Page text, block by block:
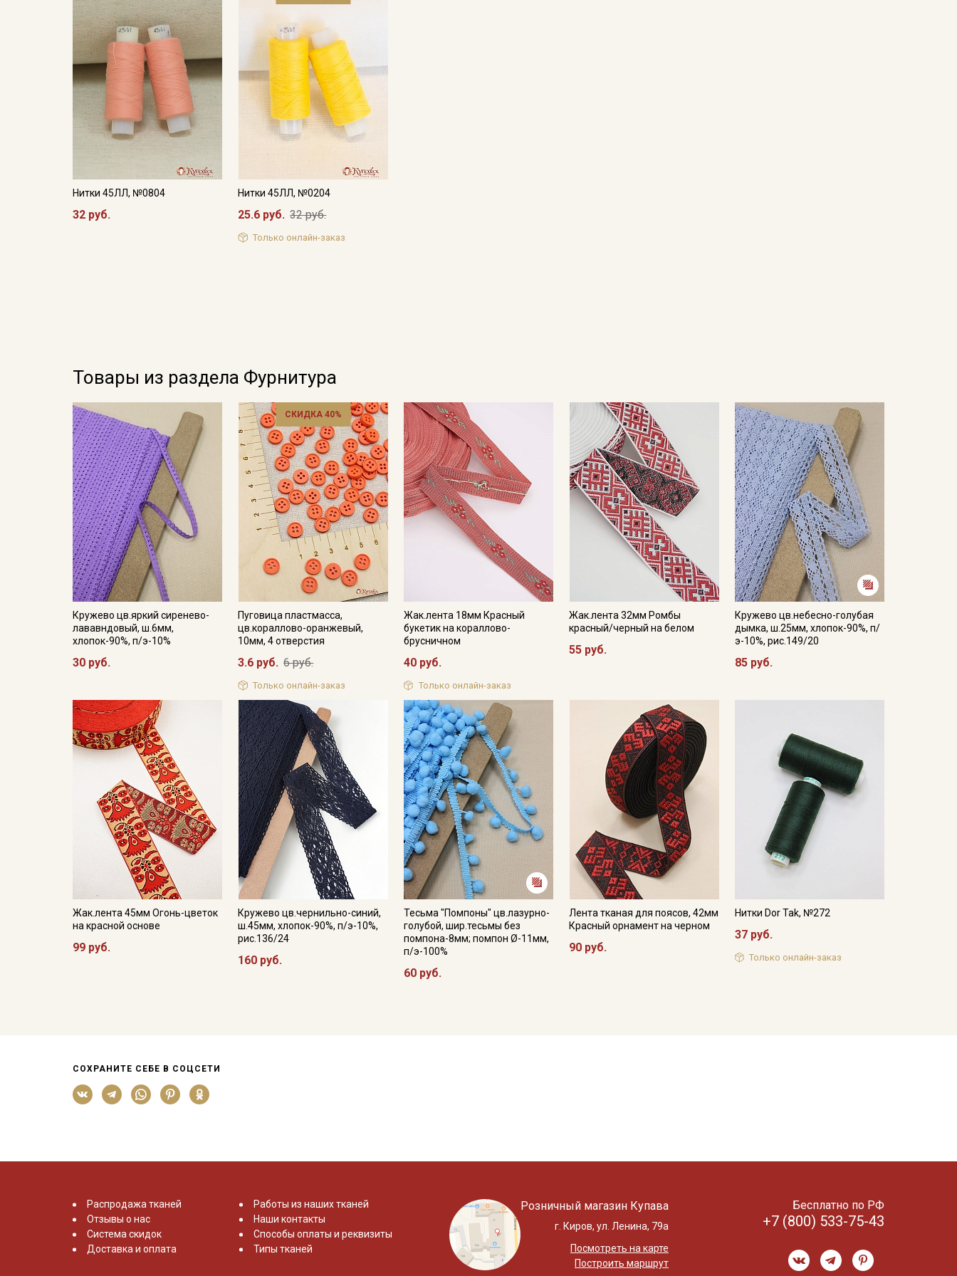
Нитки 45ЛЛ, №0804
32 руб.
Нитки 45ЛЛ, №0204
25.6 руб. 32 руб.
Только онлайн-заказ
Товары из раздела Фурнитура
Кружево цв.яркий сиренево-
лававндовый, ш.6мм,
хлопок-90%, п/э-10%
30 руб.
СКИДКА 40%
Пуговица пластмасса,
цв.кораллово-оранжевый,
10мм, 4 отверстия
3.6 руб. 6 руб.
Только онлайн-заказ
Жак.лента 18мм Красный
букетик на кораллово-
брусничном
40 руб.
Только онлайн-заказ
Жак.лента 32мм Ромбы
красный/черный на белом
55 руб.
Кружево цв.небесно-голубая
дымка, ш.25мм, хлопок-90%, п/
э-10%, рис.149/20
85 руб.
Жак.лента 45мм Огонь-цветок
на красной основе
99 руб.
Кружево цв.чернильно-синий,
ш.45мм, хлопок-90%, п/э-10%,
рис.136/24
160 руб.
Тесьма "Помпоны" цв.лазурно-
голубой, шир.тесьмы без
помпона-8мм; помпон Ø-11мм,
п/э-100%
60 руб.
Лента тканая для поясов, 42мм
Красный орнамент на черном
90 руб.
Нитки Dor Tak, №272
37 руб.
Только онлайн-заказ
СОХРАНИТЕ СЕБЕ В СОЦСЕТИ
Распродажа тканей
Отзывы о нас
Система скидок
Доставка и оплата
Работы из наших тканей
Наши контакты
Способы оплаты и реквизиты
Типы тканей
Розничный магазин Купава
г. Киров, ул. Ленина, 79а
Посмотреть на карте
Построить маршрут
Бесплатно по РФ
+7 (800) 533-75-43